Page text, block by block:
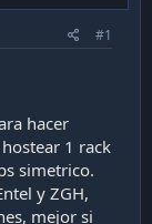
#1
hacer
1 rack
simetrico.
y ZGH,
mejor si